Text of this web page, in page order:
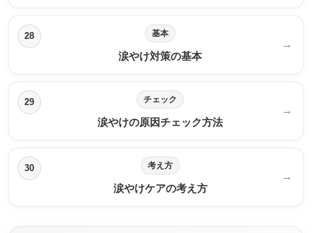
28 基本
涙やけ対策の基本
→
29 チェック
涙やけの原因チェック方法
→
30 考え方
涙やけケアの考え方
→